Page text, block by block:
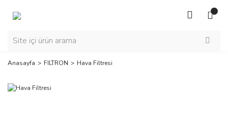
Anasayfa FILTRON Hava Filtresi